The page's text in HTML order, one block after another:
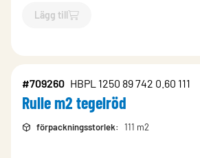
Lägg till
`$Lägg till
#709260 HBPL 1250 89 742 0.60 111
Rulle m2 tegelröd
förpackningsstorlek: 111 m2